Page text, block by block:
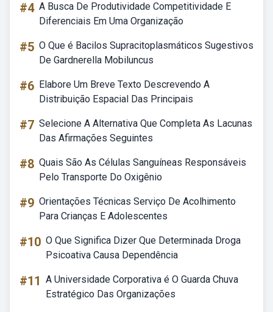
#4 A Busca De Produtividade Competitividade E
Diferenciais Em Uma Organização
#5 O Que é Bacilos Supracitoplasmáticos Sugestivos
De Gardnerella Mobiluncus
#6 Elabore Um Breve Texto Descrevendo A
Distribuição Espacial Das Principais
#7 Selecione A Alternativa Que Completa As Lacunas
Das Afirmações Seguintes
#8 Quais São As Células Sanguíneas Responsáveis
Pelo Transporte Do Oxigênio
#9 Orientações Técnicas Serviço De Acolhimento
Para Crianças E Adolescentes
#10 O Que Significa Dizer Que Determinada Droga
Psicoativa Causa Dependência
#11 A Universidade Corporativa é O Guarda Chuva
Estratégico Das Organizações